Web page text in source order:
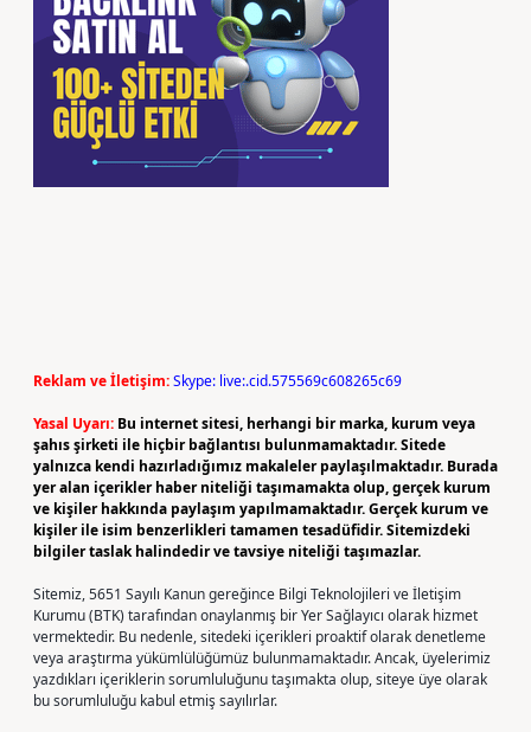
Reklam ve İletişim:Skype: live:.cid.575569c608265c69
Yasal Uyarı: Bu internet sitesi, herhangi bir marka, kurum veya
şahıs şirketi ile hiçbir bağlantısı bulunmamaktadır. Sitede
yalnızca kendi hazırladığımız makaleler paylaşılmaktadır. Burada
yer alan içerikler haber niteliği taşımamakta olup, gerçek kurum
ve kişiler hakkında paylaşım yapılmamaktadır. Gerçek kurum ve
kişiler ile isim benzerlikleri tamamen tesadüfidir. Sitemizdeki
bilgiler taslak halindedir ve tavsiye niteliği taşımazlar.
Sitemiz, 5651 Sayılı Kanun gereğince Bilgi Teknolojileri ve İletişim
Kurumu (BTK) tarafından onaylanmış bir Yer Sağlayıcı olarak hizmet
vermektedir. Bu nedenle, sitedeki içerikleri proaktif olarak denetleme
veya araştırma yükümlülüğümüz bulunmamaktadır. Ancak, üyelerimiz
yazdıkları içeriklerin sorumluluğunu taşımakta olup, siteye üye olarak
bu sorumluluğu kabul etmiş sayılırlar.